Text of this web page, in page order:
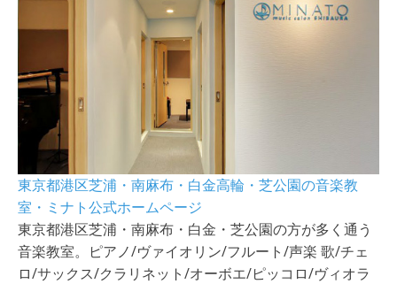
東京都港区芝浦・南麻布・白金高輪・芝公園の音楽教
室・ミナト公式ホームページ
東京都港区芝浦・南麻布・白金・芝公園の方が多く通う
音楽教室。ピアノ/ヴァイオリン/フルート/声楽 歌/チェ
ロ/サックス/クラリネット/オーボエ/ピッコロ/ヴィオラ